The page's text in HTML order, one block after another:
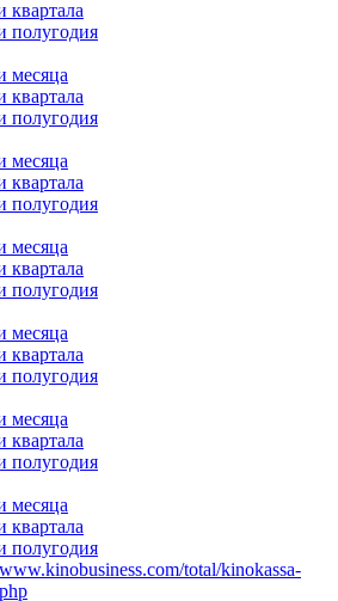
квартала
полугодия
месяца
квартала
полугодия
месяца
квартала
полугодия
месяца
квартала
полугодия
месяца
квартала
полугодия
месяца
квартала
полугодия
месяца
квартала
полугодия
total/kinokassa-